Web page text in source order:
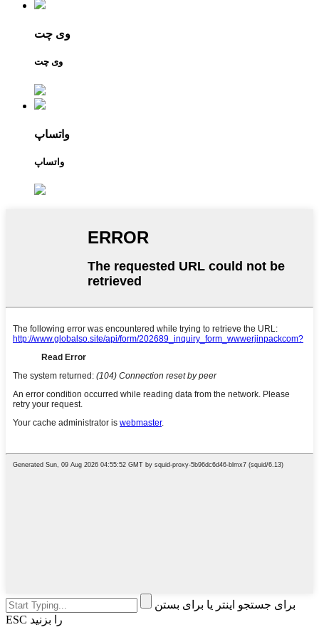
وی چت
وی چت
واتساپ
واتساپ
برای جستجو اینتر یا برای بستن
ESC را بزنید